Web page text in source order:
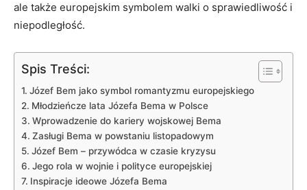
ale także europejskim symbolem walki o sprawiedliwość i
niepodległość.
Spis Treści:
Józef⁢ Bem ‍jako ⁣symbol romantyzmu europejskiego
Młodzieńcze lata Józefa ‍Bema w Polsce
Wprowadzenie do kariery⁢ wojskowej Bema
Zasługi Bema w powstaniu listopadowym
Józef Bem – przywódca w czasie kryzysu
Jego rola w ⁢wojnie i polityce europejskiej
Inspiracje ideowe Józefa Bema